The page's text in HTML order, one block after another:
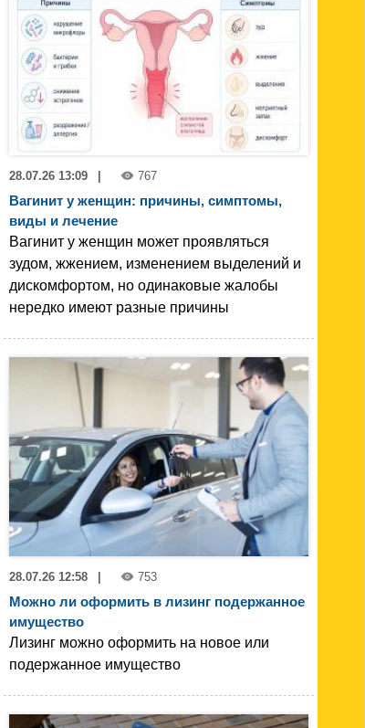
28.07.26 13:09 | 767
Вагинит у женщин: причины, симптомы,
виды и лечение
Вагинит у женщин может проявляться
зудом, жжением, изменением выделений и
дискомфортом, но одинаковые жалобы
нередко имеют разные причины
28.07.26 12:58 753
Можно ли оформить в лизинг подержанное
имущество
Лизинг можно оформить на новое или
подержанное имущество